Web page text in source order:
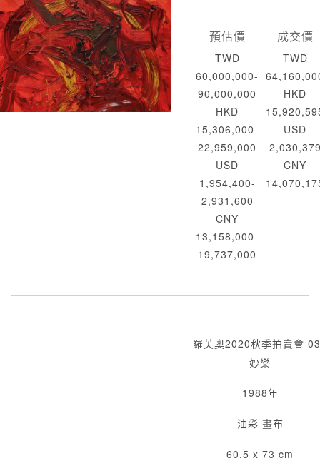
預估價
TWD
60,000,000-
90,000,000
HKD
15,306,000-
22,959,000
USD
1,954,400-
2,931,600
CNY
13,158,000-
19,737,000
成交價
TWD
HKD
USD
CNY
羅芙奧2020秋季拍賣會
妙樂
1988年
油彩 畫布
60.5 x 73 cm